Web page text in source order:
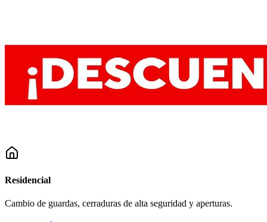
Residencial
Cambio de guardas, cerraduras de alta seguridad y aperturas.